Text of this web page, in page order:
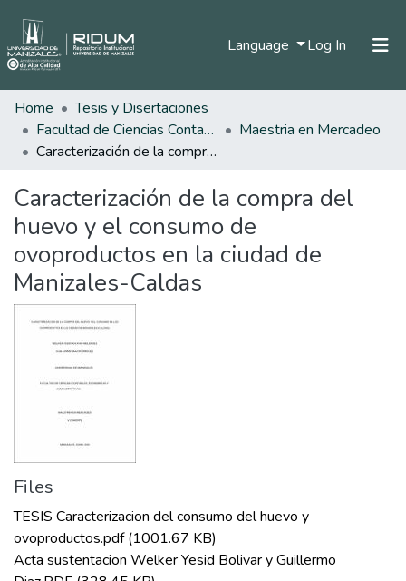
Language Log In (current)
Home
Tesis y Disertaciones
Facultad de Ciencias Contables Económicas y Administrativas
Maestria en Mercadeo
Caracterización de la compra del huevo y el consumo de ovoproductos en la ciudad de Manizales-Caldas
Caracterización de la compra del
huevo y el consumo de
ovoproductos en la ciudad de
Manizales-Caldas
Files
TESIS Caracterizacion del consumo del huevo y
ovoproductos.pdf(1001.67 KB)
Acta sustentacion Welker Yesid Bolivar y Guillermo